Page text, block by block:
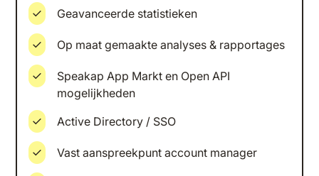
Geavanceerde statistieken
Op maat gemaakte analyses & rapportages
Speakap App Markt en Open API
mogelijkheden
Active Directory / SSO
Vast aanspreekpunt account manager